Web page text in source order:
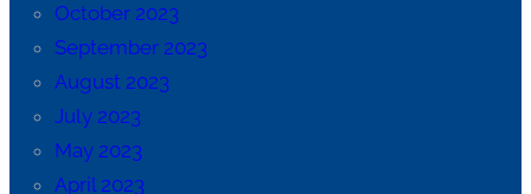
October 2023
September 2023
August 2023
July 2023
May 2023
April 2023